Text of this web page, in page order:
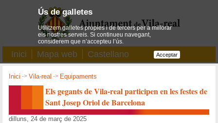
Inici Mapa web Castellano
Inici ->Vila-real -> Equipaments
Els gegants de Vila-real participen en les festes de
Sant Josep Oriol de Barcelona
dilluns, 24 de març de 2025
Ús de galletes
Utilitzem galletes pròpies i de tercers per a millorar
els nostres serveis. Si continueu navegant,
considerem que n’accepteu l’ús.
Acceptar